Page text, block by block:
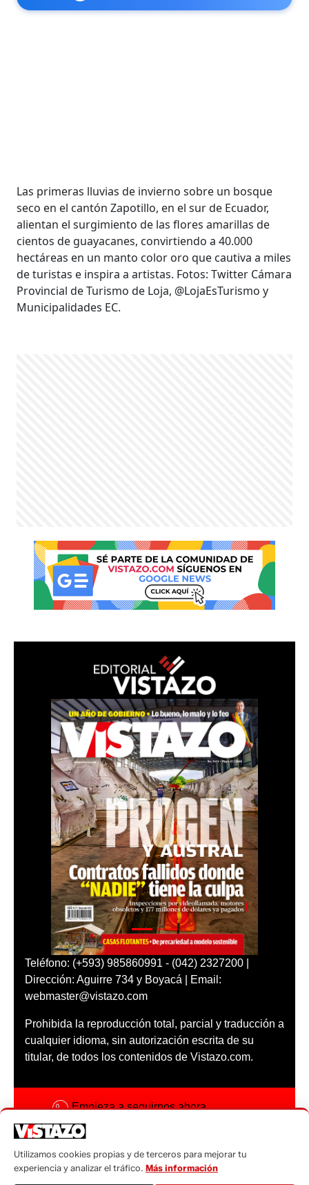
Las primeras lluvias de invierno sobre un bosque
seco en el cantón Zapotillo, en el sur de Ecuador,
alientan el surgimiento de las flores amarillas de
cientos de guayacanes, convirtiendo a 40.000
hectáreas en un manto color oro que cautiva a miles
de turistas e inspira a artistas. Fotos: Twitter Cámara
Provincial de Turismo de Loja, @LojaEsTurismo y
Municipalidades EC.
Teléfono: (+593) 985860991 - (042) 2327200 |
Dirección: Aguirre 734 y Boyacá | Email:
webmaster@vistazo.com
Prohibida la reproducción total, parcial y traducción a
cualquier idioma, sin autorización escrita de su
titular, de todos los contenidos de Vistazo.com.
Empieza a seguirnos ahora
Código ética
Utilizamos cookies propias y de terceros para mejorar tu
experiencia y analizar el tráfico. Más información